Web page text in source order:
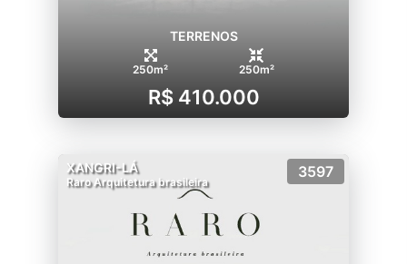
TERRENOS
250m² 250m²
R$ 410.000
XANGRI-LÁ
Raro Arquitetura brasileira
3597